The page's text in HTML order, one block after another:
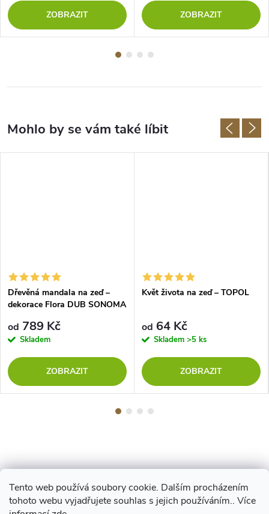
Tento web používá soubory cookie. Dalším procházením
tohoto webu vyjadřujete souhlas s jejich používáním.. Více
ZOBRAZIT ZOBRAZIT
Dřevěná mandala na zeď –
dekorace Flora DUB SONOMA
od 789 Kč
Skladem
ZOBRAZIT
Květ života na zeď – TOPOL
od 64 Kč
Skladem >5 ks
ZOBRAZIT
Z